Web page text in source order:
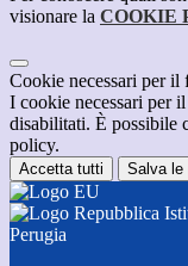
visionare la COOKIE
Cookie necessari per il
I cookie necessari per
disabilitati. È possibile
policy.
Accetta tutti Salva le
Perugia